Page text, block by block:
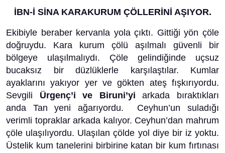
İBN-İ SİNA KARAKURUM ÇÖLLERİNİ AŞIYOR.
Ekibiyle beraber kervanla yola çıktı. Gittiği yön çöle
doğruydu. Kara kurum çölü aşılmalı güvenli bir
bölgeye ulaşılmalıydı. Çöle gelindiğinde uçsuz
bucaksız bir düzlüklerle karşılaştılar. Kumlar
ayaklarını yakıyor yer ve gökten ateş fışkırıyordu.
Sevgili Ürgenç’i ve Biruni’yi arkada bıraktıkları
anda Tan yeni ağarıyordu. Ceyhun’un suladığı
verimli topraklar arkada kalıyor. Ceyhun’dan mahrum
çöle ulaşılıyordu. Ulaşılan çölde yol diye bir iz yoktu.
Üstelik kum tanelerini birbirine katan bir kum fırtınası